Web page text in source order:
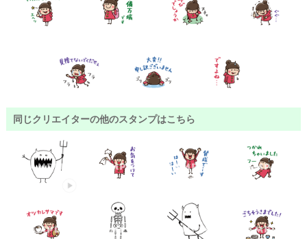
同じクリエイターの他のスタンプはこちら